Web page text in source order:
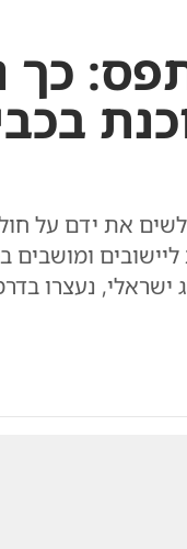
כך
את ידם על
ומושבים
ישראלי, נעצרו